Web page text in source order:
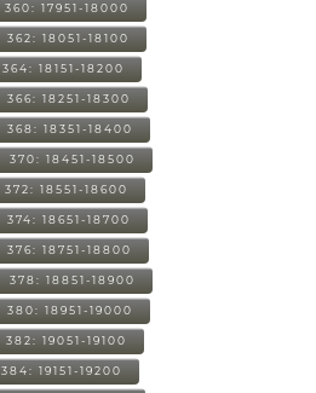
360: 17951-18000
362: 18051-18100
364: 18151-18200
366: 18251-18300
368: 18351-18400
370: 18451-18500
372: 18551-18600
374: 18651-18700
376: 18751-18800
378: 18851-18900
380: 18951-19000
382: 19051-19100
384: 19151-19200